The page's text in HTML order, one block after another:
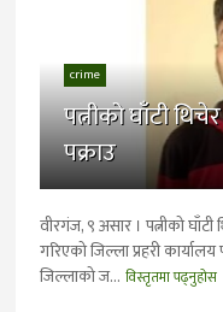
crime
पत्नीको घाँटी
पक्राउ
वीरगंज, ९ असार । पत्नीको
गरिएको जिल्ला प्रहरी
जिल्लाको ज... विस्तृतमा पढ्नुहोस